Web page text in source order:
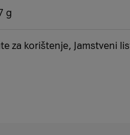
g
za korištenje, Jamstveni